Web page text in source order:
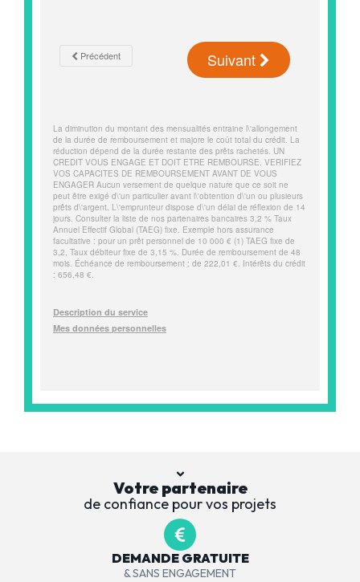
Votre partenaire
de confiance pour vos projets
DEMANDE GRATUITE
& SANS ENGAGEMENT